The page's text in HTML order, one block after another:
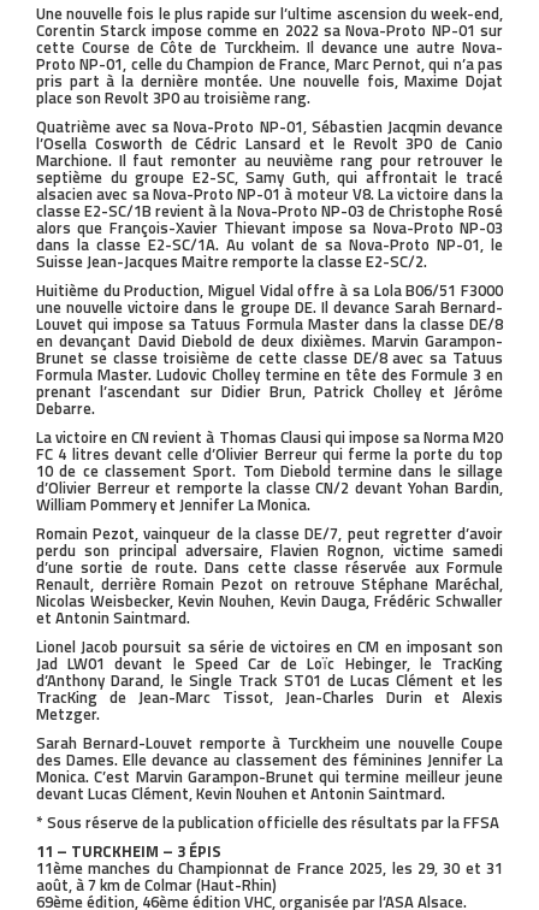
Une nouvelle fois le plus rapide sur l’ultime ascension du week-end,
Corentin Starck impose comme en 2022 sa Nova-Proto NP-01 sur
cette Course de Côte de Turckheim. Il devance une autre Nova-
Proto NP-01, celle du Champion de France, Marc Pernot, qui n’a pas
pris part à la dernière montée. Une nouvelle fois, Maxime Dojat
place son Revolt 3P0 au troisième rang.
Quatrième avec sa Nova-Proto NP-01, Sébastien Jacqmin devance
l’Osella Cosworth de Cédric Lansard et le Revolt 3P0 de Canio
Marchione. Il faut remonter au neuvième rang pour retrouver le
septième du groupe E2-SC, Samy Guth, qui affrontait le tracé
alsacien avec sa Nova-Proto NP-01 à moteur V8. La victoire dans la
classe E2-SC/1B revient à la Nova-Proto NP-03 de Christophe Rosé
alors que François-Xavier Thievant impose sa Nova-Proto NP-03
dans la classe E2-SC/1A. Au volant de sa Nova-Proto NP-01, le
Suisse Jean-Jacques Maitre remporte la classe E2-SC/2.
Huitième du Production, Miguel Vidal offre à sa Lola B06/51 F3000
une nouvelle victoire dans le groupe DE. Il devance Sarah Bernard-
Louvet qui impose sa Tatuus Formula Master dans la classe DE/8
en devançant David Diebold de deux dixièmes. Marvin Garampon-
Brunet se classe troisième de cette classe DE/8 avec sa Tatuus
Formula Master. Ludovic Cholley termine en tête des Formule 3 en
prenant l’ascendant sur Didier Brun, Patrick Cholley et Jérôme
Debarre.
La victoire en CN revient à Thomas Clausi qui impose sa Norma M20
FC 4 litres devant celle d’Olivier Berreur qui ferme la porte du top
10 de ce classement Sport. Tom Diebold termine dans le sillage
d’Olivier Berreur et remporte la classe CN/2 devant Yohan Bardin,
William Pommery et Jennifer La Monica.
Romain Pezot, vainqueur de la classe DE/7, peut regretter d’avoir
perdu son principal adversaire, Flavien Rognon, victime samedi
d’une sortie de route. Dans cette classe réservée aux Formule
Renault, derrière Romain Pezot on retrouve Stéphane Maréchal,
Nicolas Weisbecker, Kevin Nouhen, Kevin Dauga, Frédéric Schwaller
et Antonin Saintmard.
Lionel Jacob poursuit sa série de victoires en CM en imposant son
Jad LW01 devant le Speed Car de Loïc Hebinger, le TracKing
d’Anthony Darand, le Single Track ST01 de Lucas Clément et les
TracKing de Jean-Marc Tissot, Jean-Charles Durin et Alexis
Metzger.
Sarah Bernard-Louvet remporte à Turckheim une nouvelle Coupe
des Dames. Elle devance au classement des féminines Jennifer La
Monica. C’est Marvin Garampon-Brunet qui termine meilleur jeune
devant Lucas Clément, Kevin Nouhen et Antonin Saintmard.
* Sous réserve de la publication officielle des résultats par la FFSA
11 – TURCKHEIM – 3 ÉPIS
11ème manches du Championnat de France 2025, les 29, 30 et 31
août, à 7 km de Colmar (Haut-Rhin)
69ème édition, 46ème édition VHC, organisée par l’ASA Alsace.